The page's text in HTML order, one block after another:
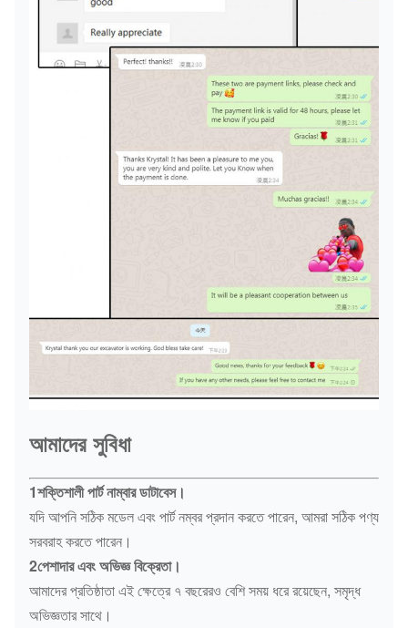
আমাদের সুবিধা
1শক্তিশালী পার্ট নাম্বার ডাটাবেস।
যদি আপনি সঠিক মডেল এবং পার্ট নম্বর প্রদান করতে পারেন, আমরা সঠিক পণ্য
সরবরাহ করতে পারেন।
2পেশাদার এবং অভিজ্ঞ বিক্রেতা।
আমাদের প্রতিষ্ঠাতা এই ক্ষেত্রে ৭ বছরেরও বেশি সময় ধরে রয়েছেন, সমৃদ্ধ
অভিজ্ঞতার সাথে।